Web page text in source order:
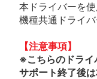
本ドライバーを
機種共通ドライ
【注意事項】
※こちらのドラ
サポート終了後